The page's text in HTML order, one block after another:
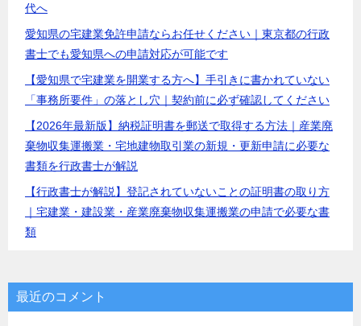
代へ
愛知県の宅建業免許申請ならお任せください｜東京都の行政
書士でも愛知県への申請対応が可能です
【愛知県で宅建業を開業する方へ】手引きに書かれていない
「事務所要件」の落とし穴｜契約前に必ず確認してください
【2026年最新版】納税証明書を郵送で取得する方法｜産業廃
棄物収集運搬業・宅地建物取引業の新規・更新申請に必要な
書類を行政書士が解説
【行政書士が解説】登記されていないことの証明書の取り方
｜宅建業・建設業・産業廃棄物収集運搬業の申請で必要な書
類
最近のコメント